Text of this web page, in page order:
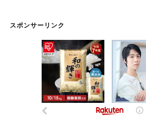
スポンサーリンク